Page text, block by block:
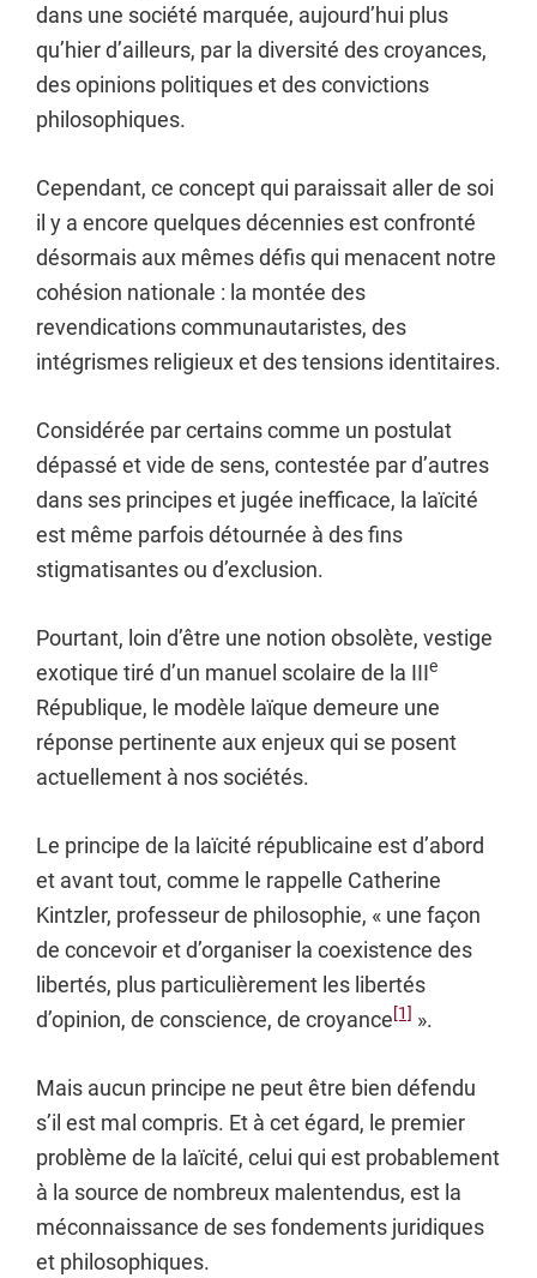
dans une société marquée, aujourd’hui plus
qu’hier d’ailleurs, par la diversité des croyances,
des opinions politiques et des convictions
philosophiques.
Cependant, ce concept qui paraissait aller de soi
il y a encore quelques décennies est confronté
désormais aux mêmes défis qui menacent notre
cohésion nationale : la montée des
revendications communautaristes, des
intégrismes religieux et des tensions identitaires.
Considérée par certains comme un postulat
dépassé et vide de sens, contestée par d’autres
dans ses principes et jugée inefficace, la laïcité
est même parfois détournée à des fins
stigmatisantes ou d’exclusion.
Pourtant, loin d’être une notion obsolète, vestige
exotique tiré d’un manuel scolaire de la IIIe
République, le modèle laïque demeure une
réponse pertinente aux enjeux qui se posent
actuellement à nos sociétés.
Le principe de la laïcité républicaine est d’abord
et avant tout, comme le rappelle Catherine
Kintzler, professeur de philosophie, « une façon
de concevoir et d’organiser la coexistence des
libertés, plus particulièrement les libertés
d’opinion, de conscience, de croyance[1] ».
Mais aucun principe ne peut être bien défendu
s’il est mal compris. Et à cet égard, le premier
problème de la laïcité, celui qui est probablement
à la source de nombreux malentendus, est la
méconnaissance de ses fondements juridiques
et philosophiques.